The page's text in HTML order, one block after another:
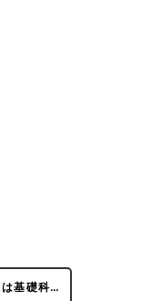
基礎科…